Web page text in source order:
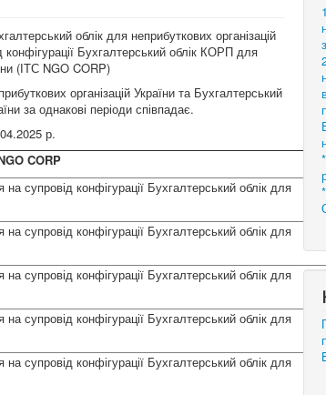
облік для неприбуткових організацій
конфігурації Бухгалтерський облік КОРП для
(ІТС NGO CORP)
організацій України та Бухгалтерський
за однакові періоди співпадає.
р.
CORP
супровід конфігурації Бухгалтерський облік для
супровід конфігурації Бухгалтерський облік для
супровід конфігурації Бухгалтерський облік для
супровід конфігурації Бухгалтерський облік для
супровід конфігурації Бухгалтерський облік для